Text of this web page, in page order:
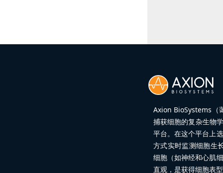
Axion BioSystems（
捕获细胞的复杂生物
平台。在这个平台上
方式实时监测细胞生
细胞（如神经和心肌
直观，是获得细胞表